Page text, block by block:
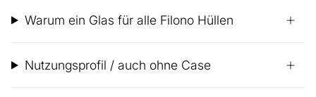
Warum ein Glas für alle Filono Hüllen
Nutzungsprofil / auch ohne Case